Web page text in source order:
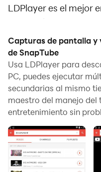
LDPlayer es el mejor
aplicación de
obtendrás una
Snaptube es una
permite a los
YouTube y otros
video de alta
web con solo un clic.
Capturas de pantalla y
de SnapTube
Usa LDPlayer para
PC, puedes ejecutar
secundarias al mismo
maestro del manejo
entretenimiento sin